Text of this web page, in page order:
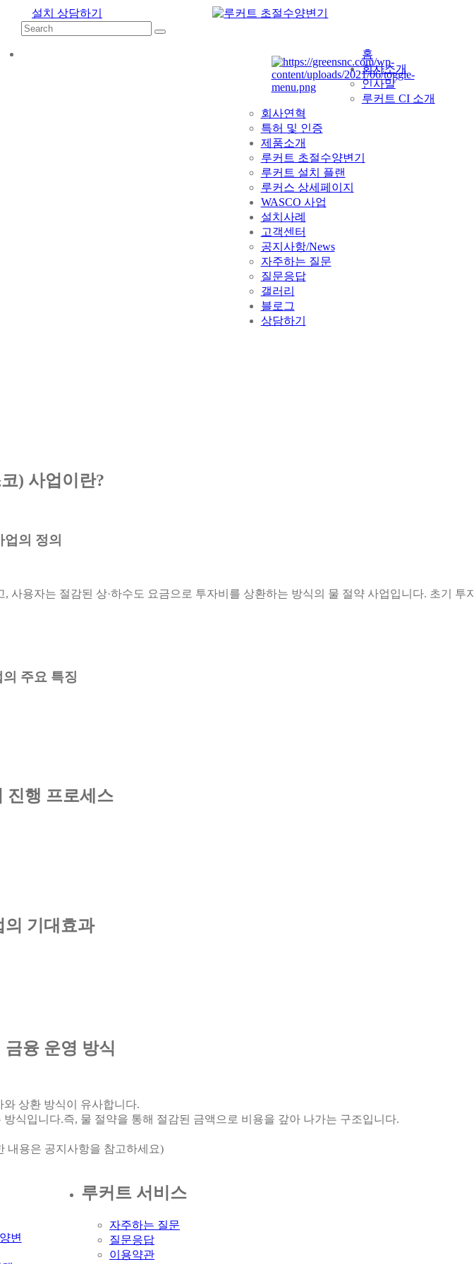
설치 상담하기
홈
회사소개
인사말
루커트 CI 소개
회사연혁
특허 및 인증
제품소개
루커트 초절수양변기
루커트 설치 플랜
루커스 상세페이지
WASCO 사업
설치사례
고객센터
공지사항/News
자주하는 질문
질문응답
갤러리
블로그
상담하기
) 사업이란?
의 정의
사용자는 절감된 상·하수도 요금으로 투자비를 상환하는 방식의 물 절약 사업입니다. 초기 투
주요 특징
진행 프로세스
의 기대효과
금융 운영 방식
상환 방식이 유사합니다.
식입니다.즉, 물 절약을 통해 절감된 금액으로 비용을 갚아 나가는 구조입니다.
내용은 공지사항을 참고하세요)
변
루커트 서비스
자주하는 질문
질문응답
이용약관